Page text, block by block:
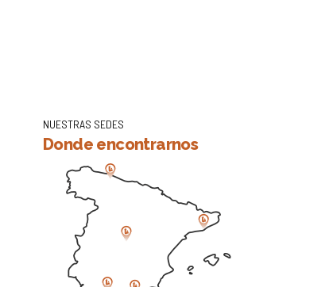
NUESTRAS SEDES
Donde encontrarnos